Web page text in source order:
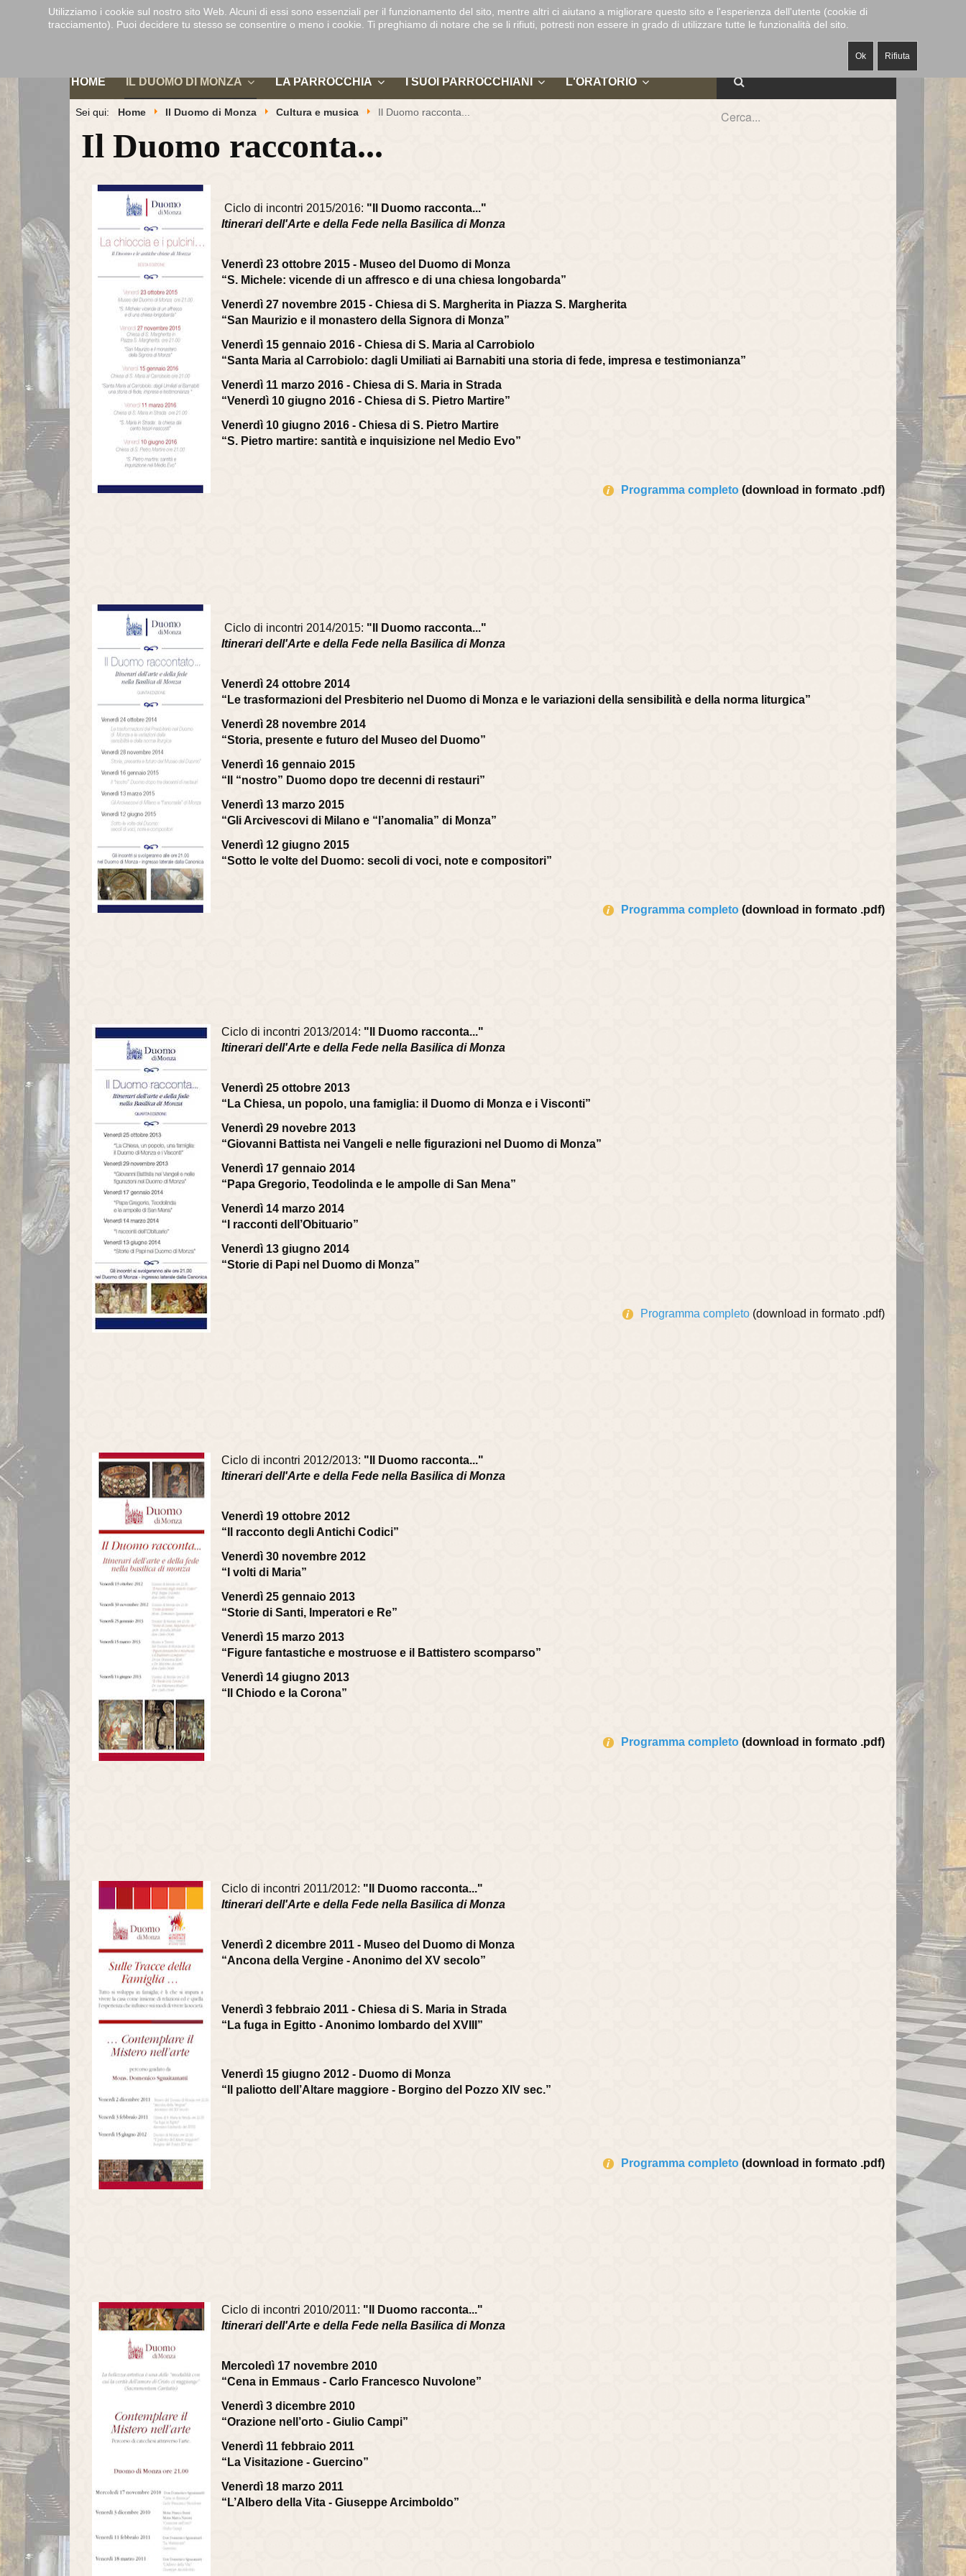
DUOMO DI
MONZA
- DECANATO-
CAPPELLA
MUSICALE
- ALABARDIERI-
MUSEO E
TESORO
HOME IL DUOMO DI MONZA LA PARROCCHIA I SUOI PARROCCHIANI L'ORATORIO
Sei qui: Home Il Duomo di Monza Cultura e musica Il Duomo racconta...
Il Duomo racconta...
Ciclo di incontri 2015/2016: "Il Duomo racconta..."
Itinerari dell'Arte e della Fede nella Basilica di Monza
Venerdì 23 ottobre 2015 - Museo del Duomo di Monza
“S. Michele: vicende di un affresco e di una chiesa longobarda”
Venerdì 27 novembre 2015 - Chiesa di S. Margherita in Piazza S. Margherita
“San Maurizio e il monastero della Signora di Monza”
Venerdì 15 gennaio 2016 - Chiesa di S. Maria al Carrobiolo
“Santa Maria al Carrobiolo: dagli Umiliati ai Barnabiti una storia di fede, impresa e testimonianza”
Venerdì 11 marzo 2016 - Chiesa di S. Maria in Strada
“Venerdì 10 giugno 2016 - Chiesa di S. Pietro Martire”
Venerdì 10 giugno 2016 - Chiesa di S. Pietro Martire
“S. Pietro martire: santità e inquisizione nel Medio Evo”
Programma completo (download in formato .pdf)
Ciclo di incontri 2014/2015: "Il Duomo racconta..."
Itinerari dell'Arte e della Fede nella Basilica di Monza
Venerdì 24 ottobre 2014
“Le trasformazioni del Presbiterio nel Duomo di Monza e le variazioni della sensibilità e della norma liturgica”
Venerdì 28 novembre 2014
“Storia, presente e futuro del Museo del Duomo”
Venerdì 16 gennaio 2015
“Il “nostro” Duomo dopo tre decenni di restauri”
Venerdì 13 marzo 2015
“Gli Arcivescovi di Milano e “l’anomalia” di Monza”
Venerdì 12 giugno 2015
“Sotto le volte del Duomo: secoli di voci, note e compositori”
Programma completo (download in formato .pdf)
Ciclo di incontri 2013/2014: "Il Duomo racconta..."
Itinerari dell'Arte e della Fede nella Basilica di Monza
Venerdì 25 ottobre 2013
“La Chiesa, un popolo, una famiglia: il Duomo di Monza e i Visconti”
Venerdì 29 novebre 2013
“Giovanni Battista nei Vangeli e nelle figurazioni nel Duomo di Monza”
Venerdì 17 gennaio 2014
“Papa Gregorio, Teodolinda e le ampolle di San Mena”
Venerdì 14 marzo 2014
“I racconti dell’Obituario”
Venerdì 13 giugno 2014
“Storie di Papi nel Duomo di Monza”
Programma completo (download in formato .pdf)
Ciclo di incontri 2012/2013: "Il Duomo racconta..."
Itinerari dell'Arte e della Fede nella Basilica di Monza
Venerdì 19 ottobre 2012
“Il racconto degli Antichi Codici”
Venerdì 30 novembre 2012
“I volti di Maria”
Venerdì 25 gennaio 2013
“Storie di Santi, Imperatori e Re”
Venerdì 15 marzo 2013
“Figure fantastiche e mostruose e il Battistero scomparso”
Venerdì 14 giugno 2013
“Il Chiodo e la Corona”
Programma completo (download in formato .pdf)
Ciclo di incontri 2011/2012: "Il Duomo racconta..."
Itinerari dell'Arte e della Fede nella Basilica di Monza
Venerdì 2 dicembre 2011 - Museo del Duomo di Monza
“Ancona della Vergine - Anonimo del XV secolo”
Venerdì 3 febbraio 2011 - Chiesa di S. Maria in Strada
“La fuga in Egitto - Anonimo lombardo del XVIII”
Venerdì 15 giugno 2012 - Duomo di Monza
“Il paliotto dell’Altare maggiore - Borgino del Pozzo XIV sec.”
Programma completo (download in formato .pdf)
Ciclo di incontri 2010/2011: "Il Duomo racconta..."
Itinerari dell'Arte e della Fede nella Basilica di Monza
Mercoledì 17 novembre 2010
“Cena in Emmaus - Carlo Francesco Nuvolone”
Venerdì 3 dicembre 2010
“Orazione nell’orto - Giulio Campi”
Venerdì 11 febbraio 2011
“La Visitazione - Guercino”
Venerdì 18 marzo 2011
“L’Albero della Vita - Giuseppe Arcimboldo”
Utilizziamo i cookie sul nostro sito Web. Alcuni di essi sono essenziali per il funzionamento del sito, mentre altri ci aiutano a migliorare questo sito e l'esperienza dell'utente (cookie di
tracciamento). Puoi decidere tu stesso se consentire o meno i cookie. Ti preghiamo di notare che se li rifiuti, potresti non essere in grado di utilizzare tutte le funzionalità del sito.
Ok Rifiuta